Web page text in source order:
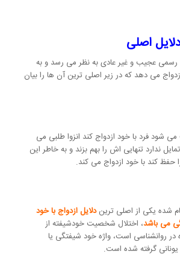
اصلی
رسمی عجیب و غیر عادی به نظر می رسد و به
می دهد که در زیر اصلی ترین آن ها را بیان
می شود فرد با خود ازدواج کند انزوا طلبی می
ندارد تنهایی اش را بهم بزند و به خاطر این
حفظ کند با خود ازدواج می کند.
شده یکی از اصلی تریندلایل ازدواج با خود
می باشد، اختلال شخصیت خودشیفته از
روانشناسی است، واژه خود شیفتگی یا
گرفته شده است.